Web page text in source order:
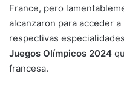
France, pero
alcanzaron para acceder
respectivas
Juegos Olímpicos 2024
francesa.